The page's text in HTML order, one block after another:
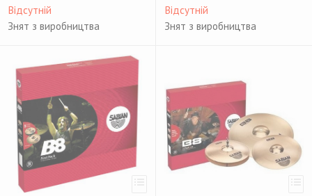
Відсутній
Знят з виробництва
Відсутній
Знят з виробництва